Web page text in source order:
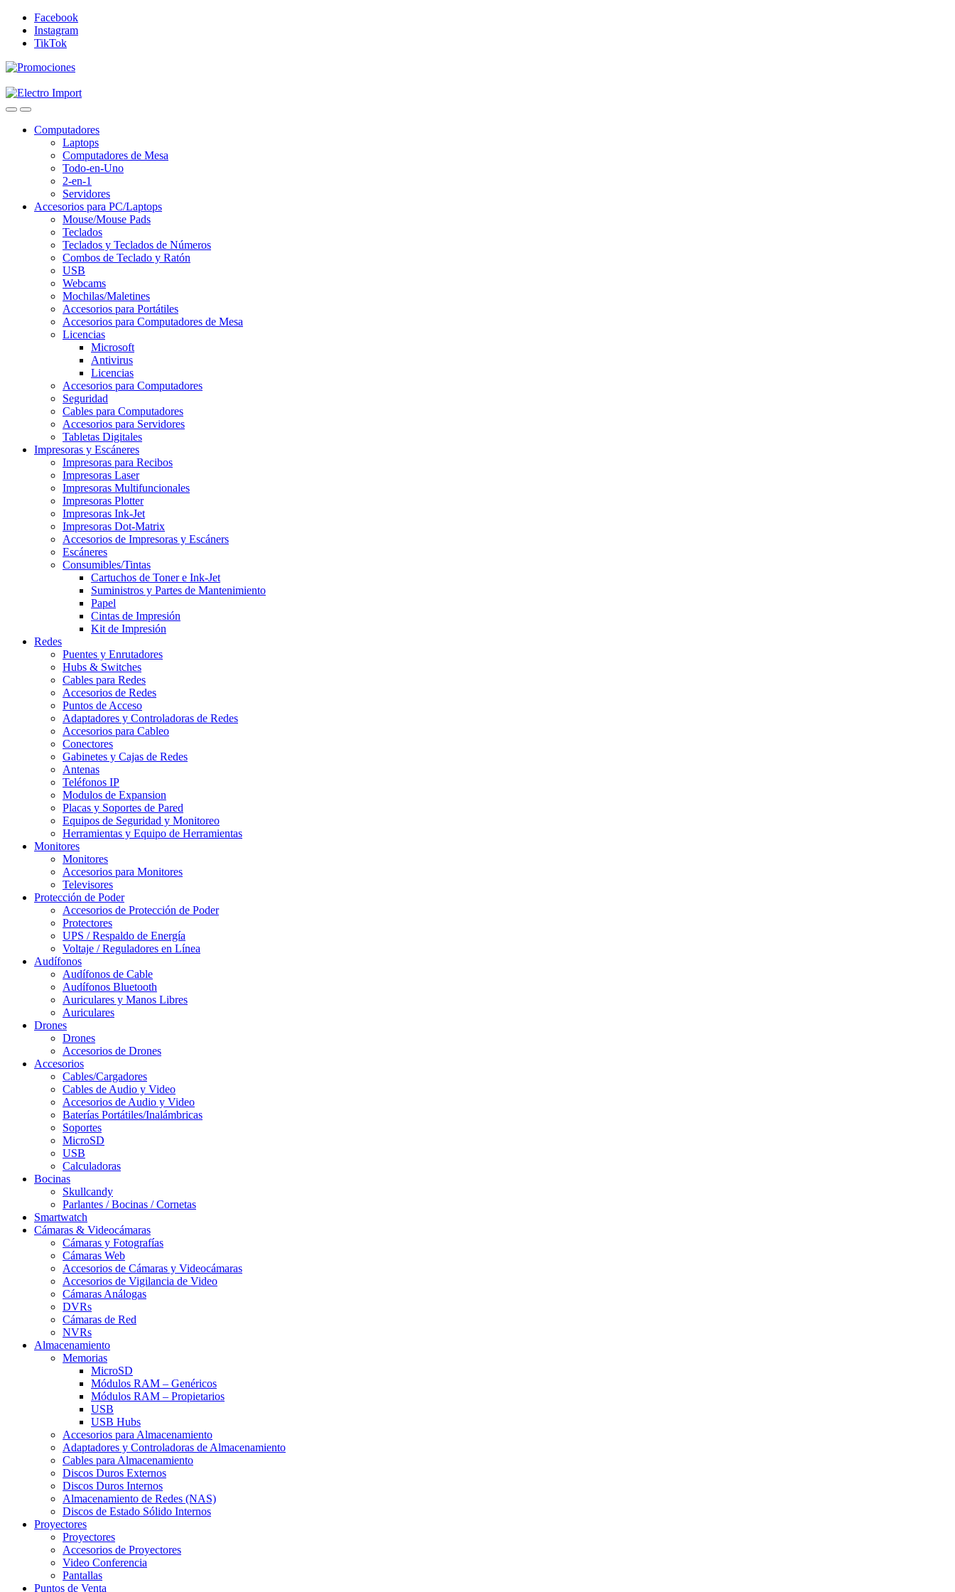
Skip
navigation
Skip
content
Facebook
Instagram
TikTok
Computadores
Laptops
Computadores de Mesa
Todo-en-Uno
2-en-1
Servidores
Accesorios para PC/Laptops
Mouse/Mouse Pads
Teclados
Teclados y Teclados de Números
Combos de Teclado y Ratón
USB
Webcams
Mochilas/Maletines
Accesorios para Portátiles
Accesorios para Computadores de Mesa
Licencias
Microsoft
Antivirus
Licencias
Accesorios para Computadores
Seguridad
Cables para Computadores
Accesorios para Servidores
Tabletas Digitales
Impresoras y Escáneres
Impresoras para Recibos
Impresoras Laser
Impresoras Multifuncionales
Impresoras Plotter
Impresoras Ink-Jet
Impresoras Dot-Matrix
Accesorios de Impresoras y Escáners
Escáneres
Consumibles/Tintas
Cartuchos de Toner e Ink-Jet
Suministros y Partes de Mantenimiento
Papel
Cintas de Impresión
Kit de Impresión
Redes
Puentes y Enrutadores
Hubs & Switches
Cables para Redes
Accesorios de Redes
Puntos de Acceso
Adaptadores y Controladoras de Redes
Accesorios para Cableo
Conectores
Gabinetes y Cajas de Redes
Antenas
Teléfonos IP
Modulos de Expansion
Placas y Soportes de Pared
Equipos de Seguridad y Monitoreo
Herramientas y Equipo de Herramientas
Monitores
Monitores
Accesorios para Monitores
Televisores
Protección de Poder
Accesorios de Protección de Poder
Protectores
UPS / Respaldo de Energía
Voltaje / Reguladores en Línea
Audífonos
Audífonos de Cable
Audífonos Bluetooth
Auriculares y Manos Libres
Auriculares
Drones
Drones
Accesorios de Drones
Accesorios
Cables/Cargadores
Cables de Audio y Video
Accesorios de Audio y Video
Baterías Portátiles/Inalámbricas
Soportes
MicroSD
USB
Calculadoras
Bocinas
Skullcandy
Parlantes / Bocinas / Cornetas
Smartwatch
Cámaras & Videocámaras
Cámaras y Fotografías
Cámaras Web
Accesorios de Cámaras y Videocámaras
Accesorios de Vigilancia de Video
Cámaras Análogas
DVRs
Cámaras de Red
NVRs
Almacenamiento
Memorias
MicroSD
Módulos RAM – Genéricos
Módulos RAM – Propietarios
USB
USB Hubs
Accesorios para Almacenamiento
Adaptadores y Controladoras de Almacenamiento
Cables para Almacenamiento
Discos Duros Externos
Discos Duros Internos
Almacenamiento de Redes (NAS)
Discos de Estado Sólido Internos
Proyectores
Proyectores
Accesorios de Proyectores
Video Conferencia
Pantallas
Puntos de Venta